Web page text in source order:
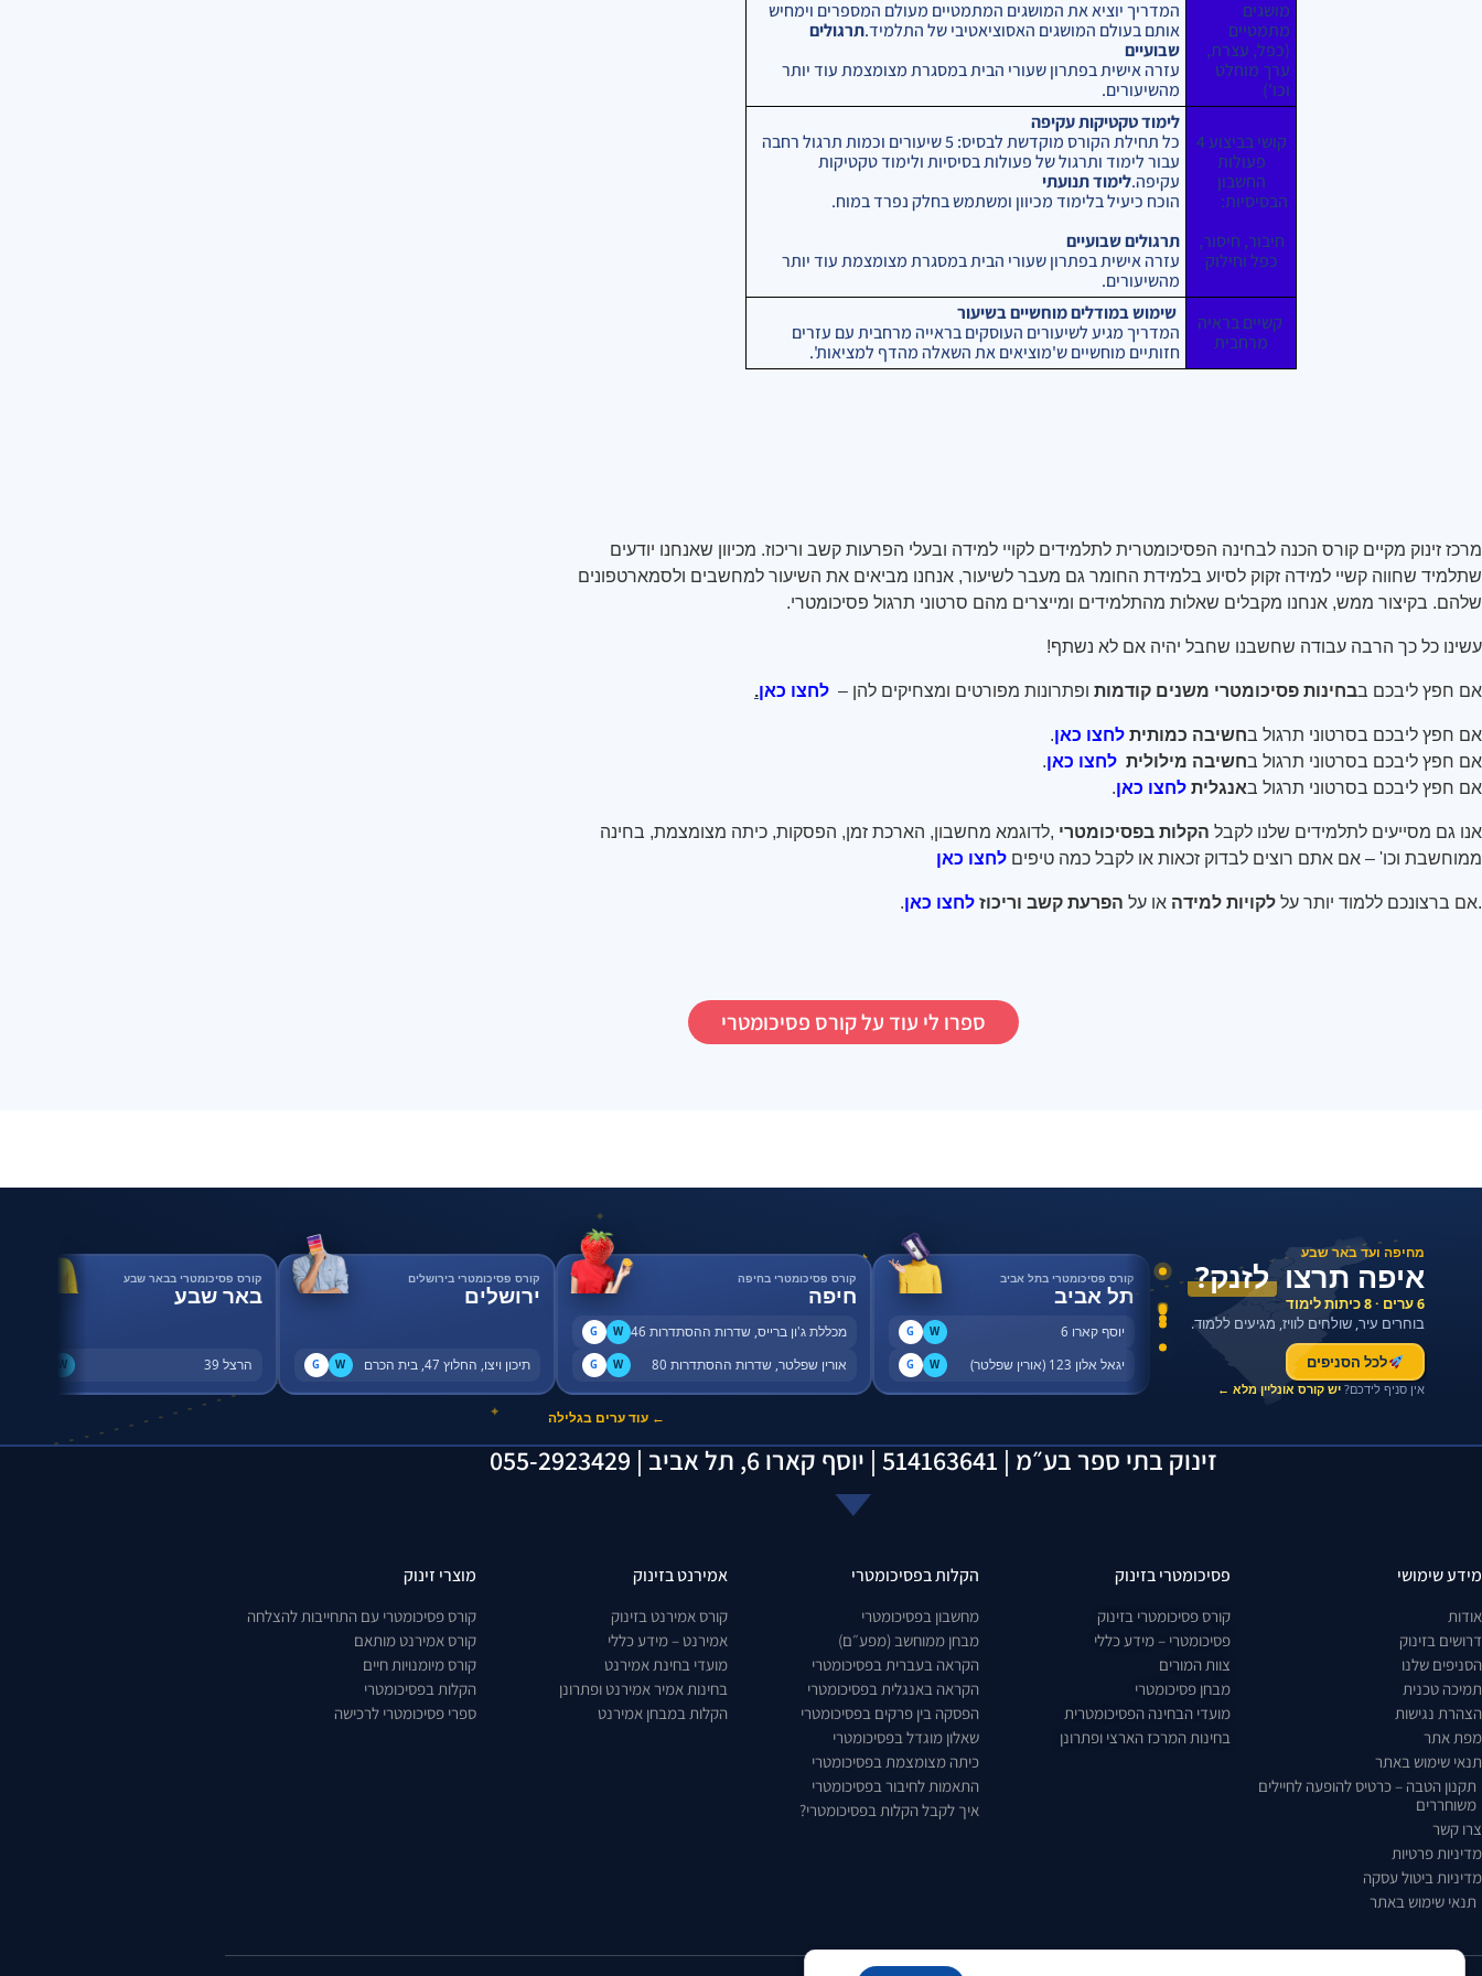
מושגים
מתמטיים
(כפל, עצרת,
ערך מוחלט
וכו')
המדריך יוציא את המושגים המתמטיים מעולם המספרים וימחיש
אותם בעולם המושגים האסוציאטיבי של התלמיד.תרגולים
שבועיים
עזרה אישית בפתרון שעורי הבית במסגרת מצומצמת עוד יותר
מהשיעורים.
קושי בביצוע 4
פעולות
החשבון
הבסיסיות:
חיבור, חיסור,
כפל וחילוק
לימוד טקטיקות עקיפה
כל תחילת הקורס מוקדשת לבסיס: 5 שיעורים וכמות תרגול רחבה
עבור לימוד ותרגול של פעולות בסיסיות ולימוד טקטיקות
עקיפה.לימוד תנועתי
הוכח כיעיל בלימוד מכיוון ומשתמש בחלק נפרד במוח.
תרגולים שבועיים
עזרה אישית בפתרון שעורי הבית במסגרת מצומצמת עוד יותר
מהשיעורים.
קשיים בראיה
מרחבית
שימוש במודלים מוחשיים בשיעור
המדריך מגיע לשיעורים העוסקים בראייה מרחבית עם עזרים
חזותיים מוחשיים ש'מוציאים את השאלה מהדף למציאות'.
מרכז זינוק מקיים קורס הכנה לבחינה הפסיכומטרית לתלמידים לקויי למידה ובעלי הפרעות קשב וריכוז. מכיוון שאנחנו יודעים
שתלמיד שחווה קשיי למידה זקוק לסיוע בלמידת החומר גם מעבר לשיעור, אנחנו מביאים את השיעור למחשבים ולסמארטפונים
שלהם. בקיצור ממש, אנחנו מקבלים שאלות מהתלמידים ומייצרים מהם סרטוני תרגול פסיכומטרי.
עשינו כל כך הרבה עבודה שחשבנו שחבל יהיה אם לא נשתף!
אם חפץ ליבכם בבחינות פסיכומטרי משנים קודמות ופתרונות מפורטים ומצחיקים להן – לחצו כאן.
אם חפץ ליבכם בסרטוני תרגול בחשיבה כמותית לחצו כאן.
אם חפץ ליבכם בסרטוני תרגול בחשיבה מילולית לחצו כאן.
אם חפץ ליבכם בסרטוני תרגול באנגלית לחצו כאן.
אנו גם מסייעים לתלמידים שלנו לקבל הקלות בפסיכומטרי ,לדוגמא מחשבון, הארכת זמן, הפסקות, כיתה מצומצמת, בחינה
ממוחשבת וכו' – אם אתם רוצים לבדוק זכאות או לקבל כמה טיפים לחצו כאן
.אם ברצונכם ללמוד יותר על לקויות למידה או על הפרעת קשב וריכוז לחצו כאן.
ספרו לי עוד על קורס פסיכומטרי
✦
✦
✦
מחיפה ועד באר שבע
איפה תרצו לזנק?
6 ערים · 8 כיתות לימוד
בוחרים עיר, שולחים לוויז, מגיעים ללמוד.
לכל הסניפים
אין סניף לידכם? יש קורס אונליין מלא ←
קורס פסיכומטרי בתל אביב
תל אביב
יוסף קארו 6 W
G
יגאל אלון 123 (אורין שפלטר) W
G
קורס פסיכומטרי בחיפה
חיפה
מכללת ג'ון ברייס, שדרות ההסתדרות 46 W
G
אורין שפלטר, שדרות ההסתדרות 80 W
G
קורס פסיכומטרי בירושלים
ירושלים
תיכון ויצו, החלוץ 47, בית הכרם W
G
קורס פסיכומטרי בבאר שבע
באר שבע
הרצל 39 W
← עוד ערים בגלילה
זינוק בתי ספר בע״מ | 514163641 | יוסף קארו 6, תל אביב | 055-2923429
מידע שימושי
אודות
דרושים בזינוק
הסניפים שלנו
תמיכה טכנית
הצהרת נגישות
מפת אתר
תנאי שימוש באתר
תקנון הטבה – כרטיס להופעה לחיילים
משוחררים
צרו קשר
מדיניות פרטיות
מדיניות ביטול עסקה
תנאי שימוש באתר
פסיכומטרי בזינוק
קורס פסיכומטרי בזינוק
פסיכומטרי – מידע כללי
צוות המורים
מבחן פסיכומטרי
מועדי הבחינה הפסיכומטרית
בחינות המרכז הארצי ופתרונן
הקלות בפסיכומטרי
מחשבון בפסיכומטרי
מבחן ממוחשב (מפע״ם)
הקראה בעברית בפסיכומטרי
הקראה באנגלית בפסיכומטרי
הפסקה בין פרקים בפסיכומטרי
שאלון מוגדל בפסיכומטרי
כיתה מצומצמת בפסיכומטרי
התאמות לחיבור בפסיכומטרי
איך לקבל הקלות בפסיכומטרי?
אמירנט בזינוק
קורס אמירנט בזינוק
אמירנט – מידע כללי
מועדי בחינת אמירנט
בחינות אמיר אמירנט ופתרונן
הקלות במבחן אמירנט
מוצרי זינוק
קורס פסיכומטרי עם התחייבות להצלחה
קורס אמירנט מותאם
קורס מיומנויות חיים
הקלות בפסיכומטרי
ספרי פסיכומטרי לרכישה